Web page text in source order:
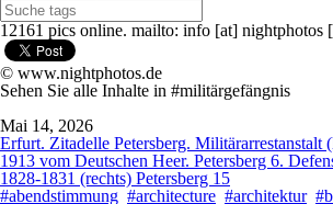
12161 pics online. mailto: info [at] nightphotos
© www.nightphotos.de
Sehen Sie alle Inhalte in #militärgefängnis
Mai 14, 2026
Erfurt. Zitadelle Petersberg. Militärarrestanstalt
1913 vom Deutschen Heer. Petersberg 6.
1828-1831 (rechts) Petersberg 15
#abendstimmung #architecture #architektur